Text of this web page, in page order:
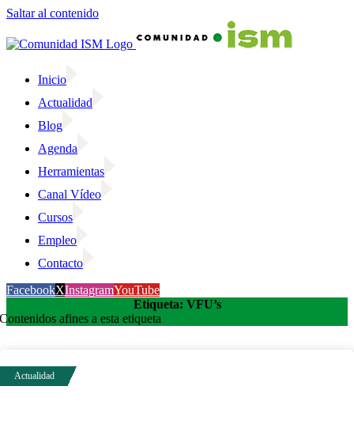
Saltar al contenido
Inicio
Actualidad
Blog
Agenda
Herramientas
Canal Vídeo
Cursos
Empleo
Contacto
FacebookXInstagramYouTube
Etiqueta: VFU’s
Contenidos afines a esta etiqueta